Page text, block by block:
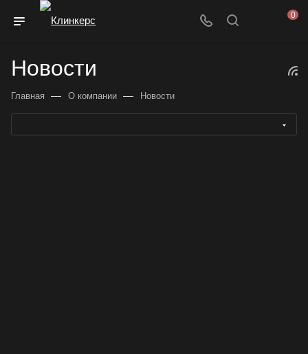
0
Новости
Главная — О компании — Новости